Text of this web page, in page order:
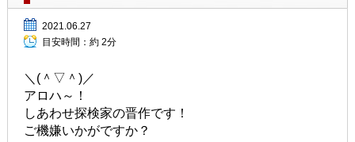
2021.06.27
目安時間： 約 2分
＼(＾▽＾)／
アロハ～！
しあわせ探検家の晋作です！
ご機嫌いかがですか？